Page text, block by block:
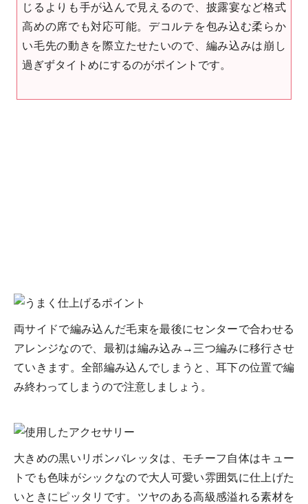
じるよりも手が込んで見えるので、披露宴など格式
高めの席でも対応可能。デコルテを包み込む柔らか
い毛先の動きを際立たせたいので、編み込みは崩し
過ぎずタイトめにするのがポイントです。
両サイドで編み込んだ毛束を最後にセンターで合わせる
アレンジなので、最初は編み込み→三つ編みに移行させ
ていきます。全部編み込んでしまうと、耳下の位置で編
み終わってしまうので注意しましょう。
大きめの黒いリボンバレッタは、モチーフ自体はキュー
トでも色味がシックなので大人可愛い雰囲気に仕上げた
いときにピッタリです。ツヤのある高級感溢れる素材を